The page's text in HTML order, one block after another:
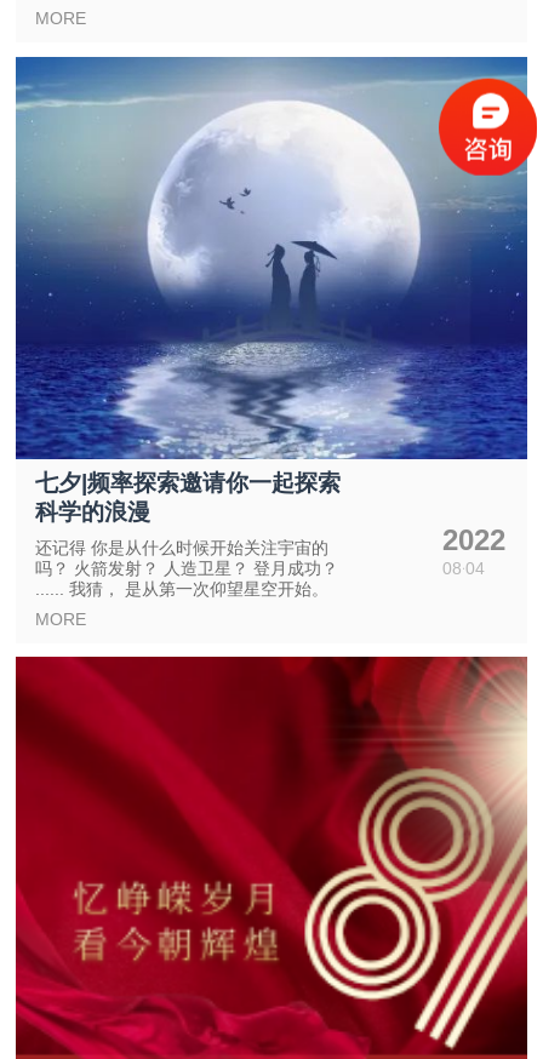
MORE
七夕|频率探索邀请你一起探索
科学的浪漫
还记得 你是从什么时候开始关注宇宙的
吗？ 火箭发射？ 人造卫星？ 登月成功？
...... 我猜， 是从第一次仰望星空开始。
MORE
2022
08 04